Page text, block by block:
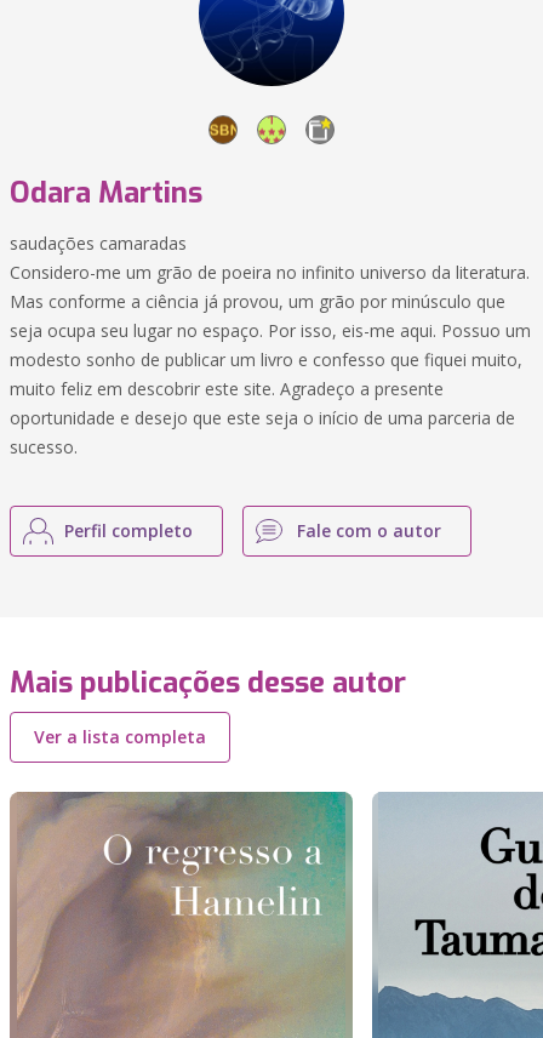
Odara Martins
saudações camaradas
Considero-me um grão de poeira no infinito universo da literatura.
Mas conforme a ciência já provou, um grão por minúsculo que
seja ocupa seu lugar no espaço. Por isso, eis-me aqui. Possuo um
modesto sonho de publicar um livro e confesso que fiquei muito,
muito feliz em descobrir este site. Agradeço a presente
oportunidade e desejo que este seja o início de uma parceria de
sucesso.
Perfil completo Fale com o autor
Mais publicações desse autor
Ver a lista completa